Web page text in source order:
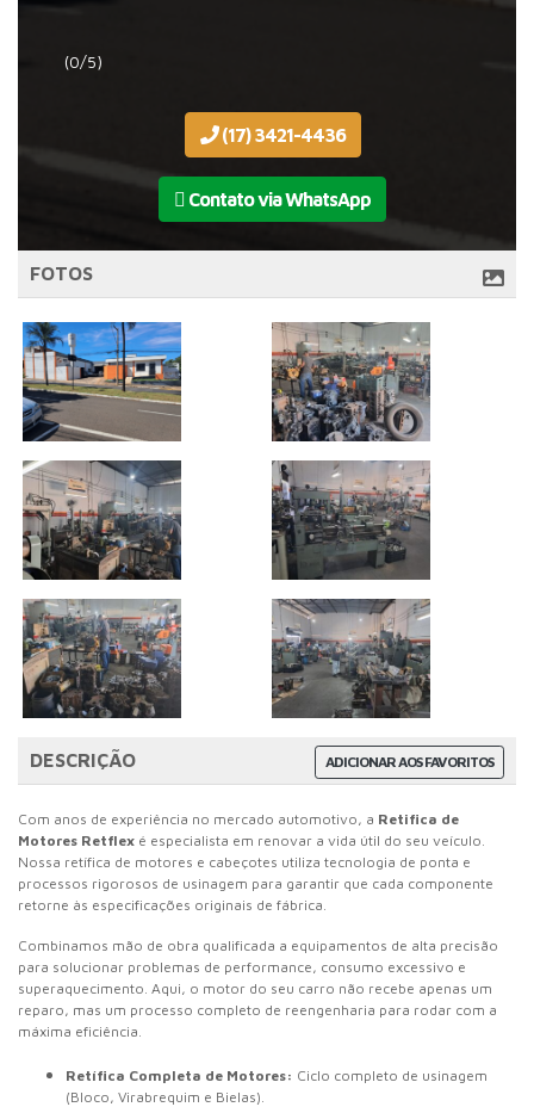
(0/5)
(17) 3421-4436
Contato via WhatsApp
FOTOS
ADICIONAR AOS FAVORITOS
DESCRIÇÃO
Com anos de experiência no mercado automotivo, a Retifica de
Motores Retflex é especialista em renovar a vida útil do seu veículo.
Nossa retífica de motores e cabeçotes utiliza tecnologia de ponta e
processos rigorosos de usinagem para garantir que cada componente
retorne às especificações originais de fábrica.
Combinamos mão de obra qualificada a equipamentos de alta precisão
para solucionar problemas de performance, consumo excessivo e
superaquecimento. Aqui, o motor do seu carro não recebe apenas um
reparo, mas um processo completo de reengenharia para rodar com a
máxima eficiência.
Retífica Completa de Motores: Ciclo completo de usinagem
(Bloco, Virabrequim e Bielas).